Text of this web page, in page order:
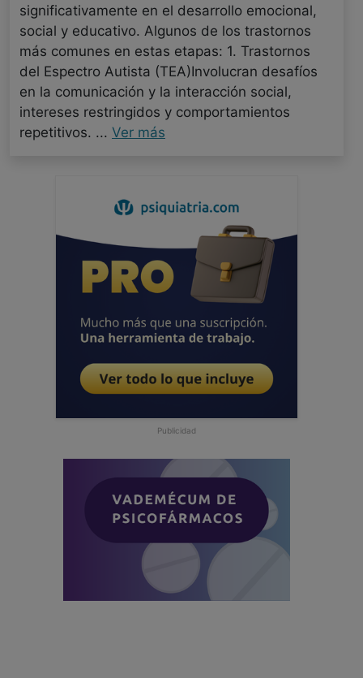
significativamente en el desarrollo emocional,
social y educativo. Algunos de los trastornos
más comunes en estas etapas: 1. Trastornos
del Espectro Autista (TEA)Involucran desafíos
en la comunicación y la interacción social,
intereses restringidos y comportamientos
repetitivos. ... Ver más
Publicidad